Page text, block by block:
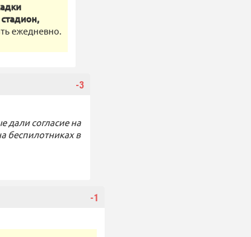
ежедневно.
-3
дали согласие на
беспилотниках в
-1